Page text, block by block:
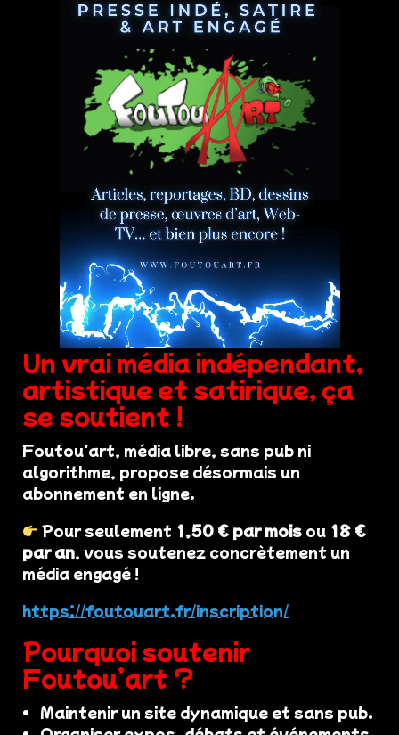
Un vrai média indépendant,
artistique et satirique, ça
se soutient !
Foutou'art, média libre, sans pub ni
algorithme, propose désormais un
abonnement en ligne.
Pour seulement 1,50 € par mois ou 18 €
par an, vous soutenez concrètement un
média engagé !
https://foutouart.fr/inscription/
Pourquoi soutenir
Foutou’art ?
Maintenir un site dynamique et sans pub.